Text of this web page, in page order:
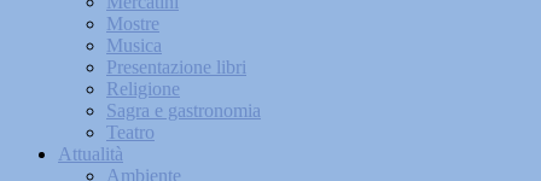
Mostre
Musica
Presentazione libri
Religione
Sagra e gastronomia
Teatro
Attualità
Ambiente